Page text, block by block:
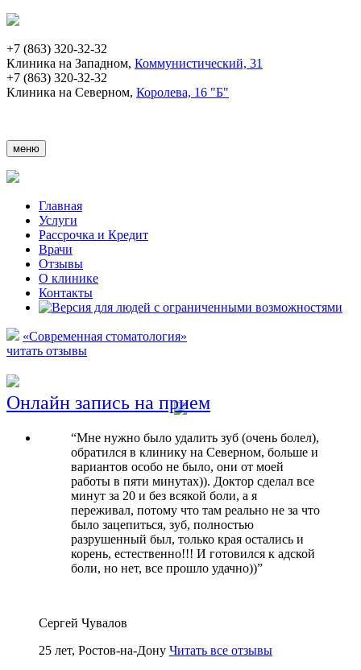
+7 (863) 320-32-32
Клиника на Западном, Коммунистический, 31
+7 (863) 320-32-32
Клиника на Северном, Королева, 16 "Б"
меню
Главная
Услуги
Рассрочка и Кредит
Врачи
Отзывы
О клинике
Контакты
«Современная стоматология»
читать отзывы
Онлайн запись на прием
“Мне нужно было удалить зуб (очень болел),
обратился в клинику на Северном, больше и
вариантов особо не было, они от моей
работы в пяти минутах)). Доктор сделал все
минут за 20 и без всякой боли, а я
переживал, потому что там реально не за что
было зацепиться, зуб, полностью
разрушенный был, только края остались и
корень, естественно!!! И готовился к адской
боли, но нет, все прошло удачно))”
Сергей Чувалов
25 лет, Ростов-на-Дону Читать все отзывы